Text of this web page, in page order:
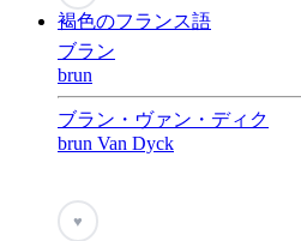
褐色のフランス語
ブラン
brun
ブラン・ヴァン・ディク
brun Van Dyck
♥